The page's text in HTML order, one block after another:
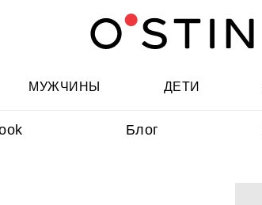
МУЖЧИНЫ ДЕТИ
Блог